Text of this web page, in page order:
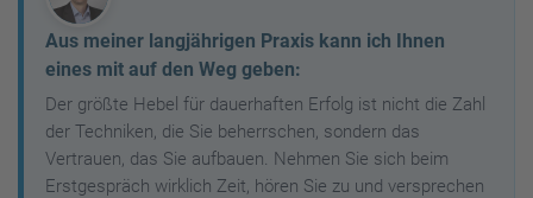
Aus meiner langjährigen Praxis kann ich Ihnen
eines mit auf den Weg geben:
Der größte Hebel für dauerhaften Erfolg ist nicht die Zahl
der Techniken, die Sie beherrschen, sondern das
Vertrauen, das Sie aufbauen. Nehmen Sie sich beim
Erstgespräch wirklich Zeit, hören Sie zu und versprechen